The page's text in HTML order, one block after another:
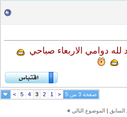
دوامي الاربعاء صباحي
صفحة 3 من 5 <
1
3
4
5
>
| الموضوع التالي »